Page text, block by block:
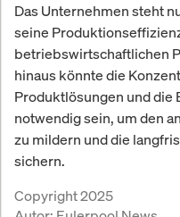
Das Unternehmen steht
seine
betriebswirtschaftlichen
hinaus könnte die
Produktlösungen und die
notwendig sein, um den
zu mildern und die
sichern.
Copyright 2025